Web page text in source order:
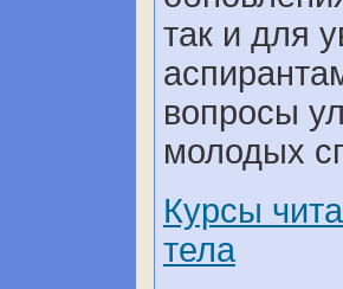
так и для
вопросы
молодых
Курсы
тела